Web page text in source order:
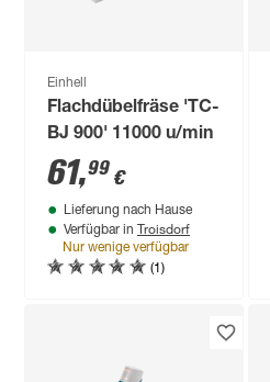
Einhell
Flachdübelfräse 'TC-
BJ 900' 11000 u/min
61,99 €
Lieferung nach Hause
Verfügbar in Troisdorf
Nur wenige verfügbar
(1)